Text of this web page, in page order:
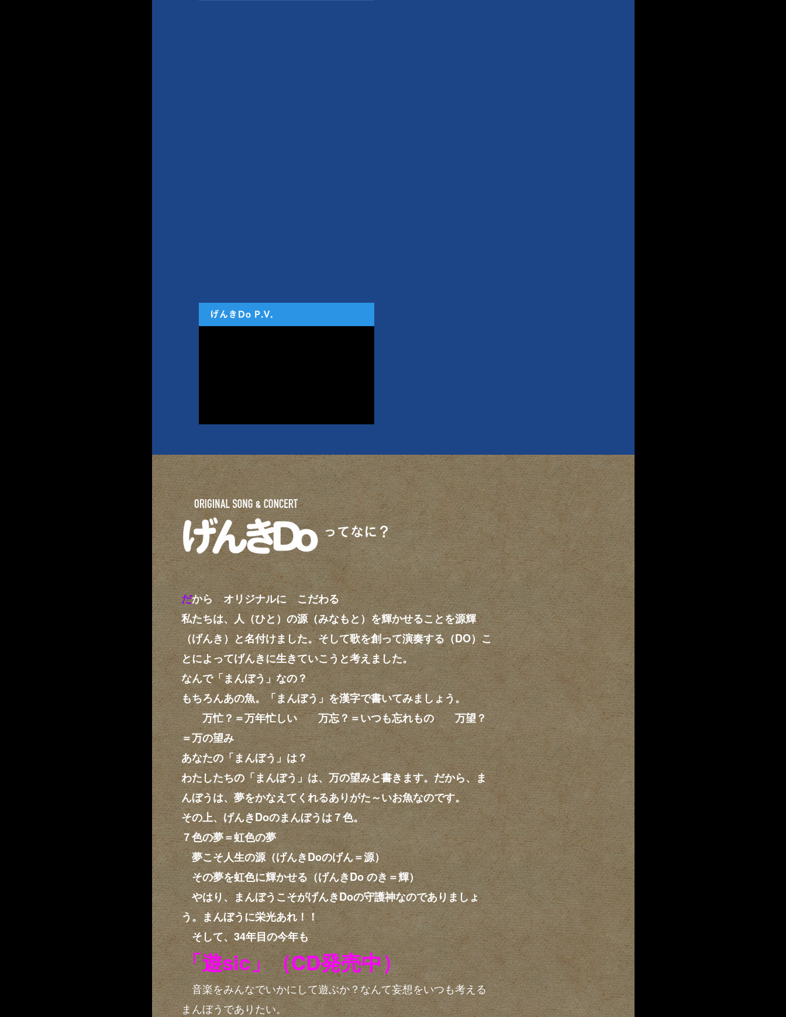
だから オリジナルに こだわる
私たちは、人（ひと）の源（みなもと）を輝かせることを源輝
（げんき）と名付けました。そして歌を創って演奏する（DO）こ
とによってげんきに生きていこうと考えました。
なんで「まんぼう」なの？
もちろんあの魚。「まんぼう」を漢字で書いてみましょう。
万忙？＝万年忙しい 万忘？＝いつも忘れもの 万望？
＝万の望み
あなたの「まんぼう」は？
わたしたちの「まんぼう」は、万の望みと書きます。だから、ま
んぼうは、夢をかなえてくれるありがた～いお魚なのです。
その上、げんきDoのまんぼうは７色。
７色の夢＝虹色の夢
夢こそ人生の源（げんきDoのげん＝源）
その夢を虹色に輝かせる（げんきDo のき＝輝）
やはり、まんぼうこそがげんきDoの守護神なのでありましょ
う。まんぼうに栄光あれ！！
そして、34年目の今年も
「遊sic」（CD発売中）
音楽をみんなでいかにして遊ぶか？なんて妄想をいつも考える
まんぼうでありたい。